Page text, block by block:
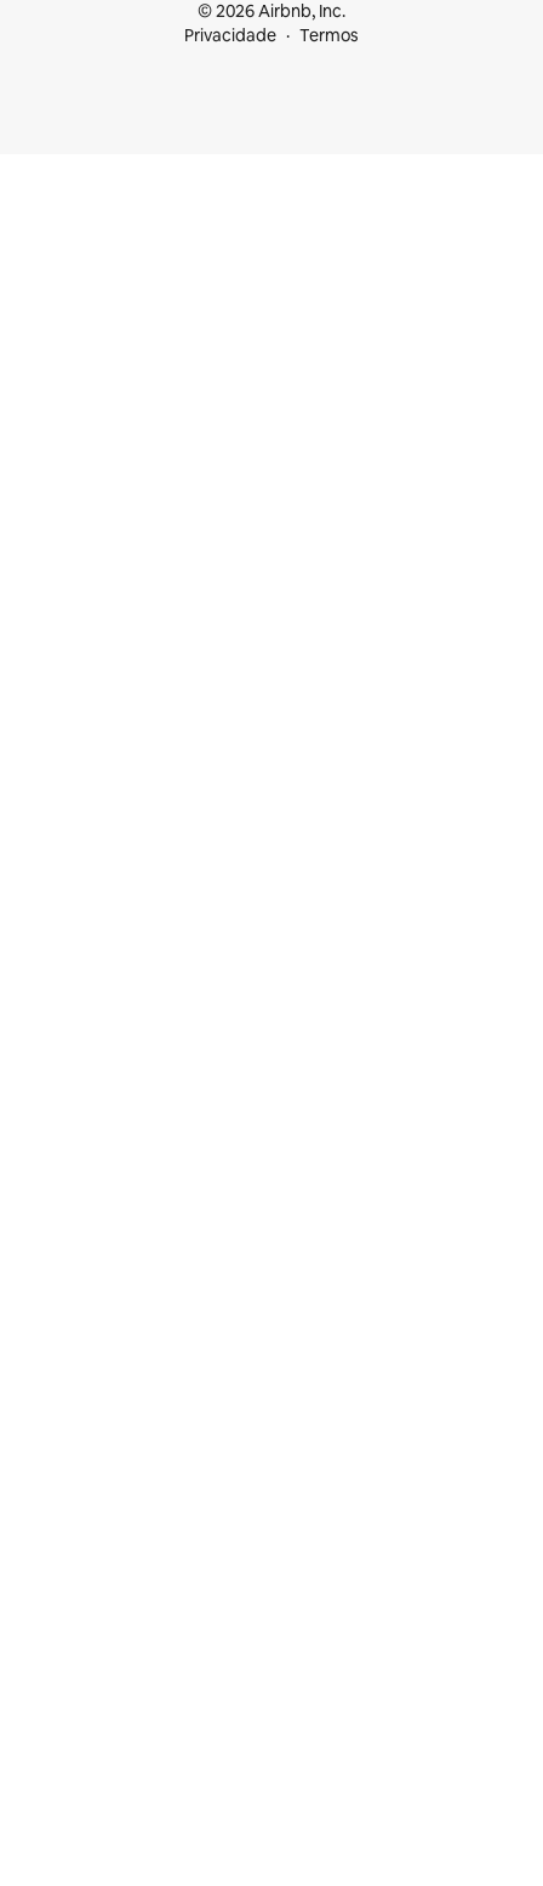
© 2026 Airbnb, Inc.
Privacidade
Termos